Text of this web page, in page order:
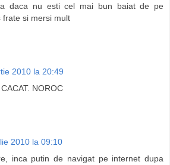
daca nu esti cel mai bun baiat de pe
frate si mersi mult
2010 la 20:49
NOROC
2010 la 09:10
inca putin de navigat pe internet dupa